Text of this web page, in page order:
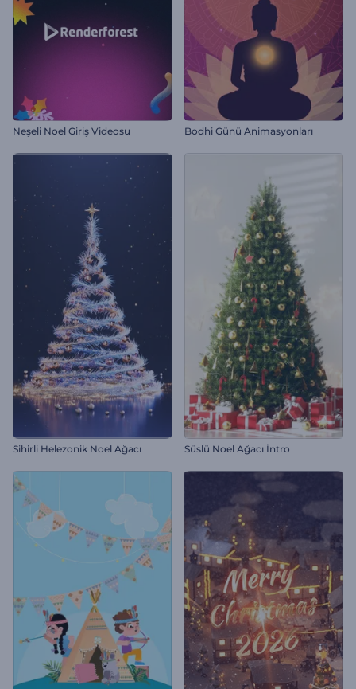
Neşeli Noel Giriş Videosu Bodhi Günü Animasyonları
Sihirli Helezonik Noel Ağacı Süslü Noel Ağacı İntro